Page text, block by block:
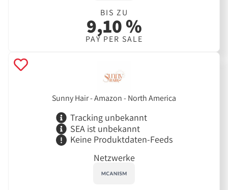
BIS ZU
9,10 %
PAY PER SALE
Sunny Hair - Amazon - North America
Tracking unbekannt
SEA ist unbekannt
Keine Produktdaten-Feeds
Netzwerke